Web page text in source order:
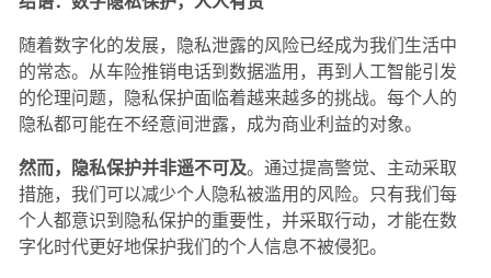
随着数字化的发展，隐私泄露的风险已经成为我们生活中
的常态。从车险推销电话到数据滥用，再到人工智能引发
的伦理问题，隐私保护面临着越来越多的挑战。每个人的
隐私都可能在不经意间泄露，成为商业利益的对象。
然而，隐私保护并非遥不可及。通过提高警觉、主动采取
措施，我们可以减少个人隐私被滥用的风险。只有我们每
个人都意识到隐私保护的重要性，并采取行动，才能在数
字化时代更好地保护我们的个人信息不被侵犯。